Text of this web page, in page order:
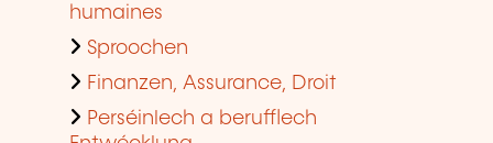
humaines
Sproochen
Finanzen, Assurance, Droit
Perséinlech a berufflech